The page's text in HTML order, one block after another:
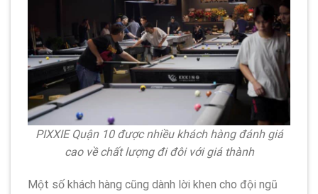
PIXXIE Quận 10 được nhiều khách hàng đánh giá
cao về chất lượng đi đôi với giá thành
Một số khách hàng cũng dành lời khen cho đội ngũ